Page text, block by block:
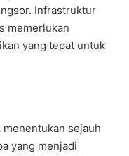
Infrastruktur
memerlukan
yang tepat untuk
sejauh
yang menjadi